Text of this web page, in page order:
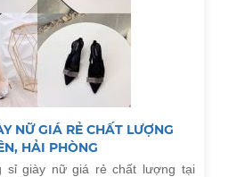
NỮ GIÁ RẺ CHẤT LƯỢNG
HẢI PHÒNG
sỉ giày nữ giá rẻ chất lượng tại